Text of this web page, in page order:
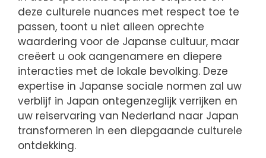
deze culturele nuances met respect toe te
passen, toont u niet alleen oprechte
waardering voor de Japanse cultuur, maar
creëert u ook aangenamere en diepere
interacties met de lokale bevolking. Deze
expertise in Japanse sociale normen zal uw
verblijf in Japan ontegenzeglijk verrijken en
uw reiservaring van Nederland naar Japan
transformeren in een diepgaande culturele
ontdekking.